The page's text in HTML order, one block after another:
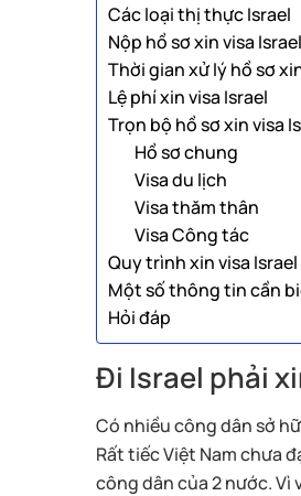
Các loại thị thực Israel
Nộp hồ sơ xin visa
Thời gian xử lý hồ sơ
Lệ phí xin visa Israel
Trọn bộ hồ sơ xin visa
Hồ sơ chung
Visa du lịch
Visa thăm thân
Visa Công tác
Quy trình xin visa Israel
Một số thông tin cần
Hỏi đáp
Đi Israel phải
Có nhiều công dân sở
Rất tiếc Việt Nam chưa
công dân của 2 nước. Vì